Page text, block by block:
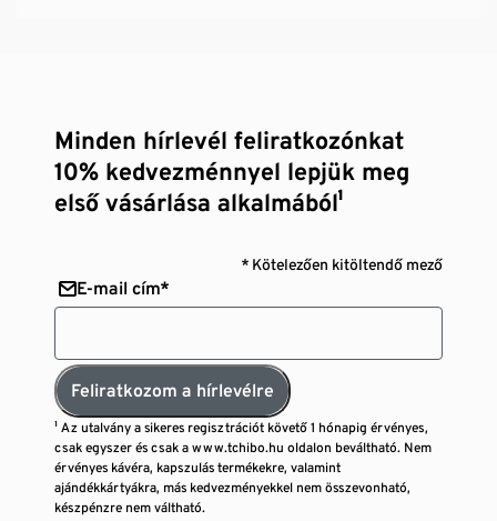
Minden hírlevél feliratkozónkat
10% kedvezménnyel lepjük meg
első vásárlása alkalmából¹
* Kötelezően kitöltendő mező
E-mail cím*
Feliratkozom a hírlevélre
¹ Az utalvány a sikeres regisztrációt követő 1 hónapig érvényes,
csak egyszer és csak a www.tchibo.hu oldalon beváltható. Nem
érvényes kávéra, kapszulás termékekre, valamint
ajándékkártyákra, más kedvezményekkel nem összevonható,
készpénzre nem váltható.